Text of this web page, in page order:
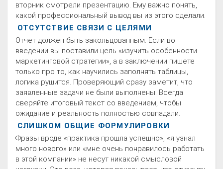
вторник смотрели презентацию. Ему важно понять,
какой профессиональный вывод вы из этого сделали.
ОТСУТСТВИЕ СВЯЗИ С ЦЕЛЯМИ
Отчет должен быть закольцованным. Если во
введении вы поставили цель «изучить особенности
маркетинговой стратегии», а в заключении пишете
только про то, как научились заполнять таблицы,
логика рушится. Проверяющий сразу заметит, что
заявленные задачи не были выполнены. Всегда
сверяйте итоговый текст со введением, чтобы
ожидание и реальность полностью совпадали.
СЛИШКОМ ОБЩИЕ ФОРМУЛИРОВКИ
Фразы вроде «практика прошла успешно», «я узнал
много нового» или «мне очень понравилось работать
в этой компании» не несут никакой смысловой